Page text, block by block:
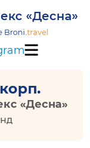
«Десна»
Broni. travel
«Десна»